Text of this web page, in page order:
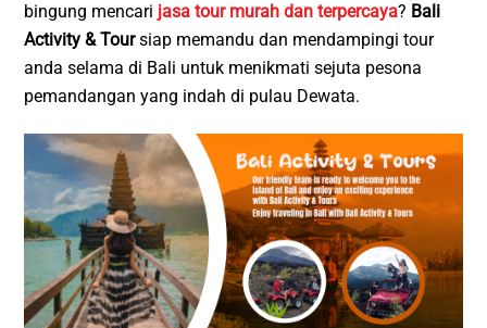
bingung mencari jasa tour murah dan terpercaya? Bali
Activity & Toursiap memandu dan mendampingi tour
anda selama di Bali untuk menikmati sejuta pesona
pemandangan yang indah di pulau Dewata.